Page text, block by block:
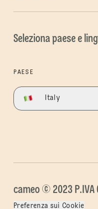
Seleziona paese e
PAESE
Italy
cameo © 2023 P.IVA
Preferenza sui Cookie